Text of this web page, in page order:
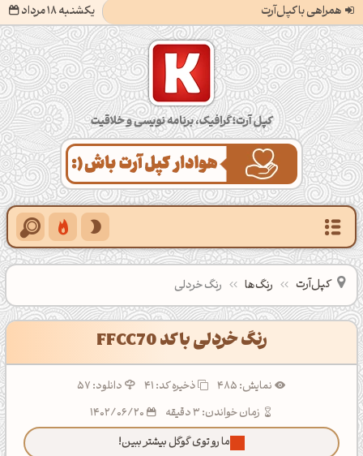
همراهی با کپل‌آرت یکشنبه 18 مرداد کپل‌آرت؛ گرافیک، برنامه‌نویسی و خلاقیت
کپل‌آرت رنگ‌ها رنگ خردلی
رنگ خردلی با کد FFCC70
نمایش: 485 ذخیره کد:41
دانلود: 57
زمان خواندن: 3 دقیقه
ما رو توی گوگل بیشتر ببین!